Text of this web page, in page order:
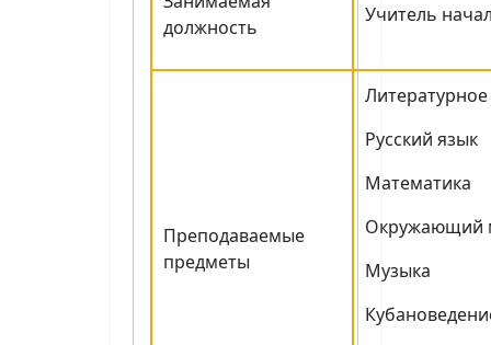
должность
Учитель
Преподаваемые
предметы
Русский язык
Математика
Окружающий
Музыка